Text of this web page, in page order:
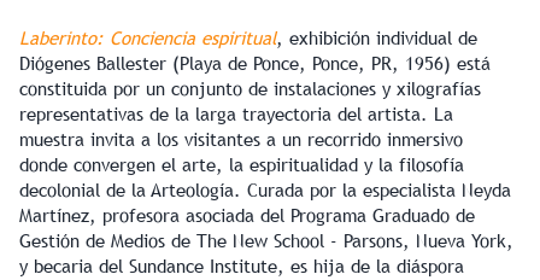
Laberinto: Conciencia espiritual, exhibición individual de
Diógenes Ballester (Playa de Ponce, Ponce, PR, 1956) está
constituida por un conjunto de instalaciones y xilografías
representativas de la larga trayectoria del artista. La
muestra invita a los visitantes a un recorrido inmersivo
donde convergen el arte, la espiritualidad y la filosofía
decolonial de la Arteología. Curada por la especialista Neyda
Martínez, profesora asociada del Programa Graduado de
Gestión de Medios de The New School - Parsons, Nueva York,
y becaria del Sundance Institute, es hija de la diáspora